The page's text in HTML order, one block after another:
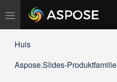
Navigation
umschalten
Huis
Aspose.Slides-Produktfamilie